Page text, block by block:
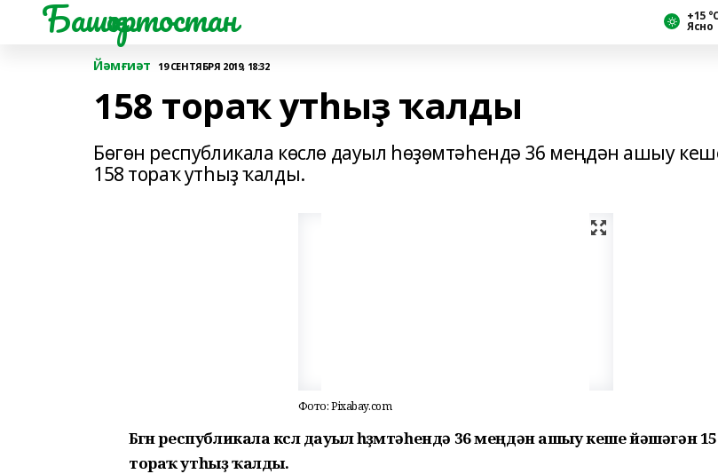
Башҡортостан +15
Ясно
Йәмғиәт 19 СЕНТЯБРЯ 2019, 18:32
158 тораҡ утһыҙ ҡалды
Бөгөн республикала көслө дауыл һөҙөмтәһендә 36 меңдән ашыу
158 тораҡ утһыҙ ҡалды.
Фото: Pixabay.com
Бөгөн республикала көслө дауыл һөҙөмтәһендә 36 меңдән ашыу кеше йәшәгән
тораҡ утһыҙ ҡалды.